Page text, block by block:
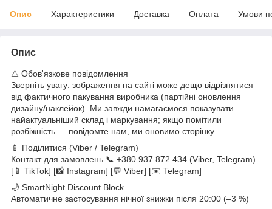
Опис Характеристики Доставка Оплата Умови
Опис
⚠️ Обов'язкове повідомлення
Зверніть увагу: зображення на сайті може дещо відрізнятися
від фактичного пакування виробника (партійні оновлення
дизайну/наклейок). Ми завжди намагаємося показувати
найактуальніший склад і маркування; якщо помітили
розбіжність — повідомте нам, ми оновимо сторінку.
📱 Поділитися (Viber / Telegram)
Контакт для замовлень 📞 +380 937 872 434 (Viber, Telegram)
[📱 TikTok] [📸 Instagram] [💬 Viber] [✉️ Telegram]
🌙 SmartNight Discount Block
Автоматичне застосування нічної знижки після 20:00 (–3 %)